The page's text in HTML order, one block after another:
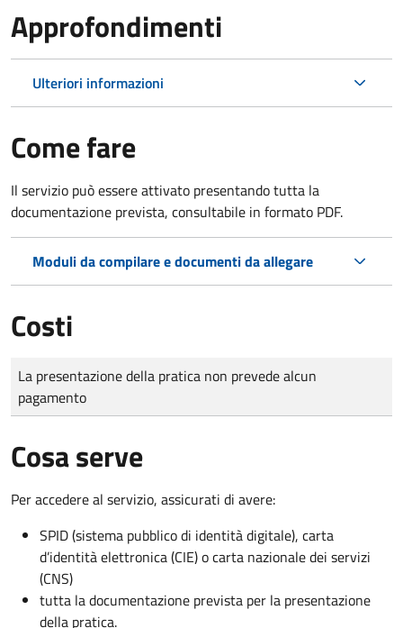
Approfondimenti
Ulteriori informazioni
Come fare
Il servizio può essere attivato presentando tutta la
documentazione prevista, consultabile in formato PDF.
Moduli da compilare e documenti da allegare
Costi
Tipo di pagamento
Importo
La presentazione della pratica non prevede alcun
pagamento
Cosa serve
Per accedere al servizio, assicurati di avere:
SPID (sistema pubblico di identità digitale), carta
d’identità elettronica (CIE) o carta nazionale dei servizi
(CNS)
tutta la documentazione prevista per la presentazione
della pratica.